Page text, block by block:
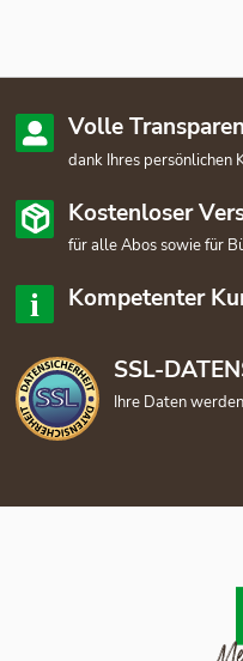
Volle
dank Ihres persönlichen
Kostenloser
für alle Abos sowie für
Kompetenter
SSL-
Ihre Daten